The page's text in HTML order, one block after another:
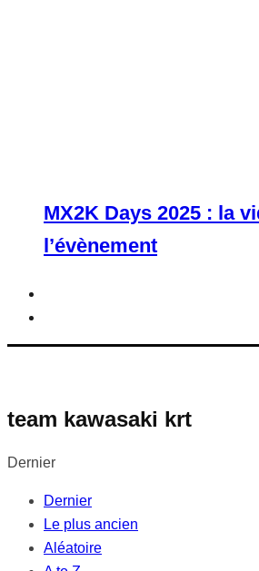
MX2K Days 2025 : la
l’évènement
team kawasaki krt
Dernier
Dernier
Le plus ancien
Aléatoire